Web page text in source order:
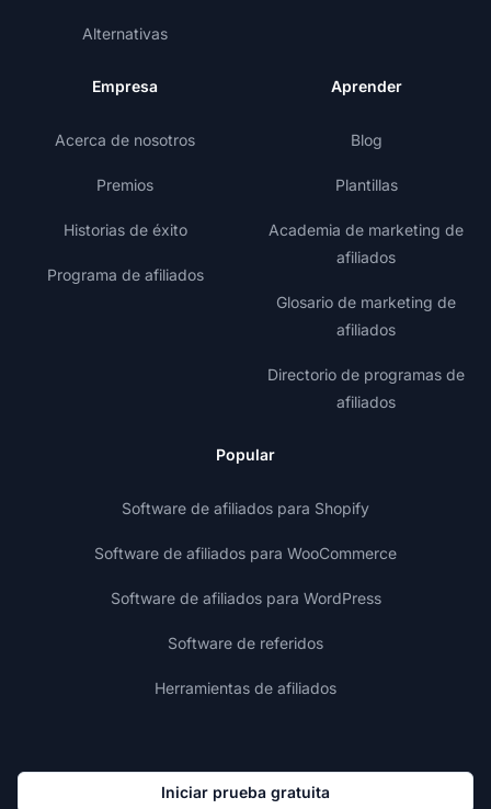
Alternativas
Empresa
Acerca de nosotros
Premios
Historias de éxito
Programa de afiliados
Aprender
Blog
Plantillas
Academia de marketing de
afiliados
Glosario de marketing de
afiliados
Directorio de programas de
afiliados
Popular
Software de afiliados para Shopify
Software de afiliados para WooCommerce
Software de afiliados para WordPress
Software de referidos
Herramientas de afiliados
Iniciar prueba gratuita